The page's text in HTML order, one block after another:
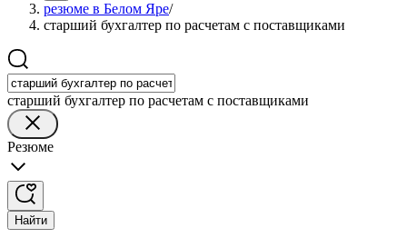
резюме в Белом Яре/
старший бухгалтер по расчетам с поставщиками
старший бухгалтер по расчетам с поставщиками
Резюме
Найти